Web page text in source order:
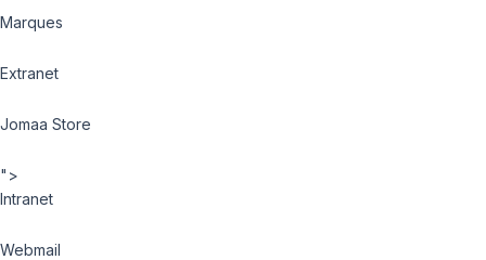
Marques
Extranet
Jomaa Store
">
Intranet
Webmail